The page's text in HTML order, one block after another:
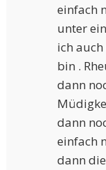
einfach
unter
ich
bin .
dann
dann
einfach
dann